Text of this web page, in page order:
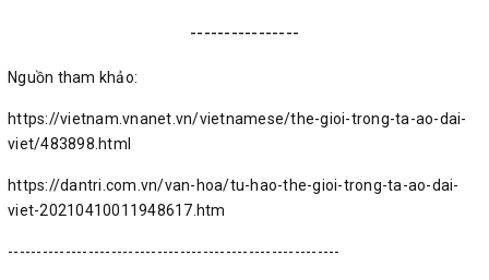
----------------
Nguồn tham khảo:
https://vietnam.vnanet.vn/vietnamese/the-gioi-trong-ta-ao-dai-
viet/483898.html
https://dantri.com.vn/van-hoa/tu-hao-the-gioi-trong-ta-ao-dai-
viet-20210410011948617.htm
----------------------------------------------------------